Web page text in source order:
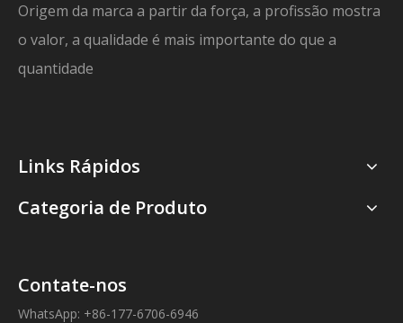
Origem da marca a partir da força, a profissão mostra
o valor, a qualidade é mais importante do que a
quantidade
Links Rápidos
Categoria de Produto
Contate-nos
WhatsApp: +86-177-6706-6946